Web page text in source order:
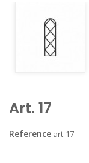
Art. 17
Reference art-17